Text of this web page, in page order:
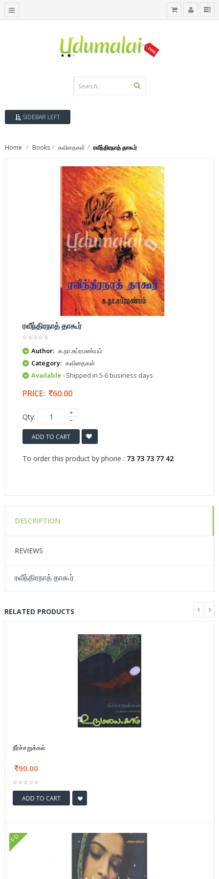
SIDEBAR LEFT
Home Books கவிதைகள் ரவீந்திரநாத் தாகூர்
ரவீந்திரநாத் தாகூர்
Author: க.நா.சுப்ரமண்யம்
Category: கவிதைகள்
Available- Shipped in 5-6 business days
PRICE: 60.00
Qty:
ADD TO CART
To order this product by phone : 73 73 73 77 42
DESCRIPTION
REVIEWS
ரவீந்திரநாத் தாகூர்
RELATED PRODUCTS
நீர்ச்சறுக்கல்
90.00
ADD TO CART
FD